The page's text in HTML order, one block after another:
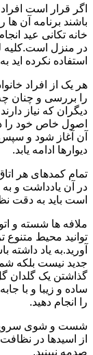
اگر قرار است
باشند برنامه آن
خانه تکانی عید
در منزل است.کلیه
استفاده نکرده اید
هر یک از افراد
را بررسی و چنان
دیگران که نیاز
اصول خاص خود را
آن آغاز شود و سپس
دیوارها ادامه یابد.
تمام کمدهای هر
در آن یادداشت و
است باید به دقت
ملافه ها شسته و
توانید محیط
آورید.به یاد
جدید نیست بلکه
گذاشتن یک گلدان
ساده و زیبا و با
را انجام دهید.
شست و شوی سرویس
از اسیدها در
صدمه نبینید.